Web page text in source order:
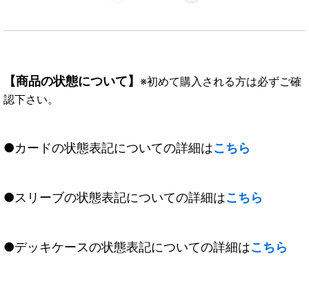
【商品の状態について】 ※初めて購入される方は必ずご確
認下さい。
●カードの状態表記についての詳細はこちら
●スリーブの状態表記についての詳細はこちら
●デッキケースの状態表記についての詳細はこちら